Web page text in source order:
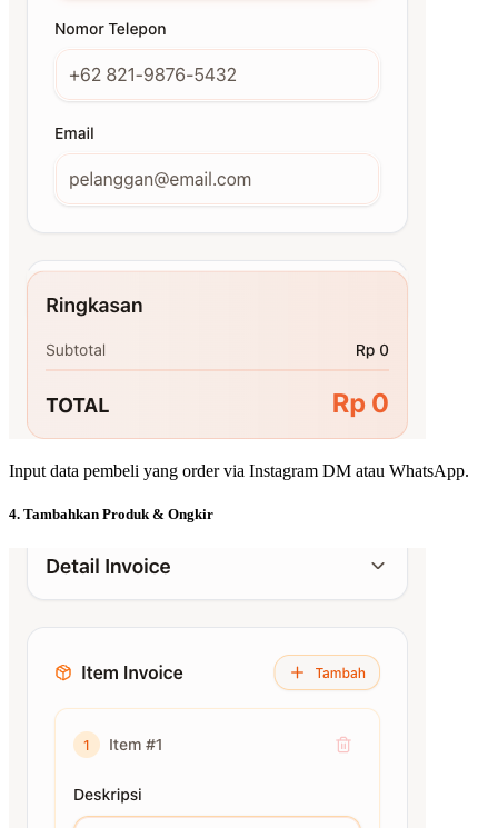
Input data pembeli yang order via Instagram DM atau WhatsApp.
4. Tambahkan Produk & Ongkir